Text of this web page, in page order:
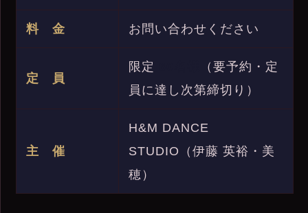
料 金 お問い合わせください
定 員
限定
（要予約・定
員に達し次第締切り）
主 催
H&M DANCE
STUDIO（伊藤 英裕・美
穂）